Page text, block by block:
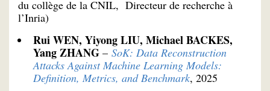
du collège de la CNIL, Directeur de recherche à
l’Inria)
Rui WEN, Yiyong LIU, Michael BACKES,
Yang ZHANG – SoK: Data Reconstruction
Attacks Against Machine Learning Models:
Definition, Metrics, and Benchmark, 2025